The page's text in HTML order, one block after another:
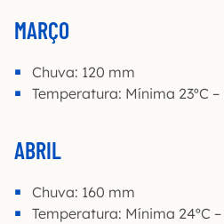
MARÇO
Chuva: 120 mm
Temperatura: Mínima 23ºC
ABRIL
Chuva: 160 mm
Temperatura: Mínima 24ºC